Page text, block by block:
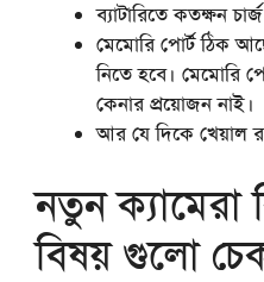
ব্যাটারিতে কতক্ষন
মেমোরি পোর্ট ঠিক
নিতে হবে। মেমোরি
কেনার প্রয়োজন নাই।
আর যে দিকে খেয়াল
নতুন ক্যামেরা
বিষয় গুলো